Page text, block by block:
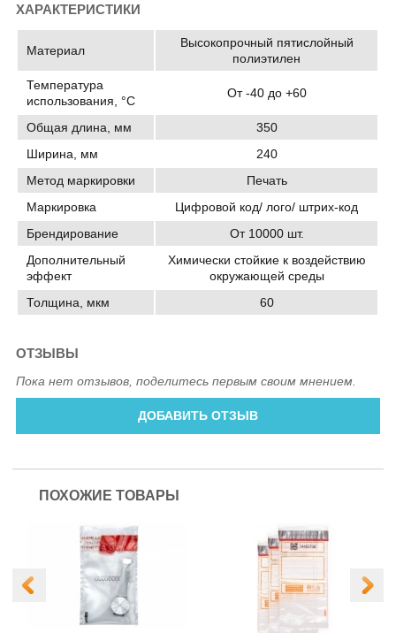
ХАРАКТЕРИСТИКИ
Материал
Высокопрочный пятислойный
полиэтилен
Температура
использования, °C
От -40 до +60
Общая длина, мм
350
Ширина, мм
240
Метод маркировки
Печать
Маркировка
Цифровой код/ лого/ штрих-код
Брендирование
От 10000 шт.
Дополнительный
эффект
Химически стойкие к воздействию
окружающей среды
Толщина, мкм
60
ОТЗЫВЫ
Пока нет отзывов, поделитесь первым своим мнением.
ДОБАВИТЬ ОТЗЫВ
ПОХОЖИЕ ТОВАРЫ